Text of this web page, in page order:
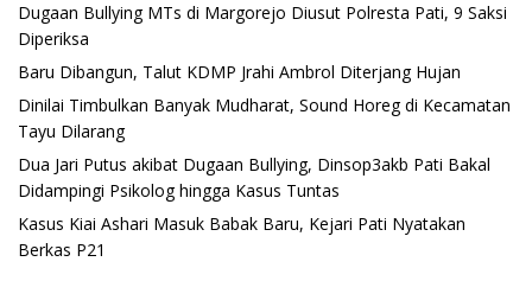
Dugaan Bullying MTs di Margorejo Diusut Polresta Pati, 9 Saksi
Diperiksa
Baru Dibangun, Talut KDMP Jrahi Ambrol Diterjang Hujan
Dinilai Timbulkan Banyak Mudharat, Sound Horeg di Kecamatan
Tayu Dilarang
Dua Jari Putus akibat Dugaan Bullying, Dinsop3akb Pati Bakal
Didampingi Psikolog hingga Kasus Tuntas
Kasus Kiai Ashari Masuk Babak Baru, Kejari Pati Nyatakan
Berkas P21